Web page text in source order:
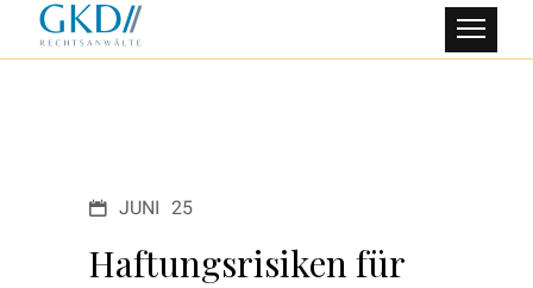
JUNI 25
Haftungsrisiken für